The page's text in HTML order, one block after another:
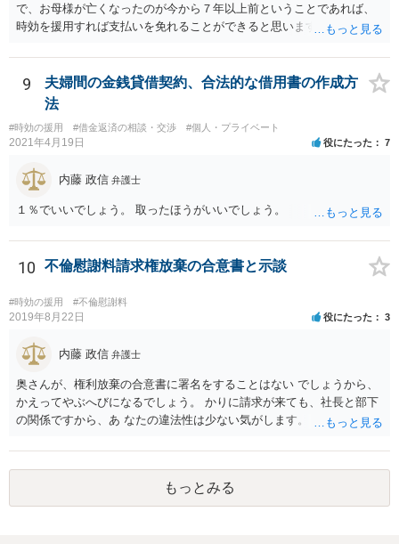
で、お母様が亡くなったのが今から７年以上前ということであれば、
時効を援用すれば支払いを免れることができると思います。 そのた
容証明郵便を送るようにしてください。
9
夫婦間の金銭貸借契約、合法的な借用書の作成方
法
#時効の援用 #借金返済の相談・交渉 #個人・プライベート
2021年4月19日 役にたった 7
内藤 政信 弁護士
１％でいいでしょう。 取ったほうがいいでしょう。
10 不倫慰謝料請求権放棄の合意書と示談
#時効の援用 #不倫慰謝料
2019年8月22日 役にたった 3
内藤 政信 弁護士
奥さんが、権利放棄の合意書に署名をすることはない でしょうから、
かえってやぶへびになるでしょう。 かりに請求が来ても、社長と部下
の関係ですから、あ なたの違法性は少ない気がします。 また、社長も
り少ないと思いますね。 放置がいいと思いますよ。
もっとみる